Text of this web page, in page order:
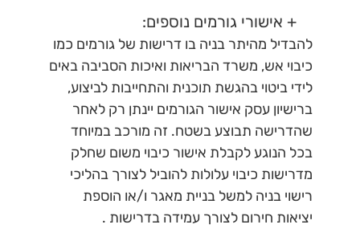
+ אישורי גורמים נוספים:
להבדיל מהיתר בניה בו דרישות של גורמים כמו
כיבוי אש, משרד הבריאות ואיכות הסביבה באים
לידי ביטוי בהגשת תוכנית והתחייבות לביצוע,
ברישיון עסק אישור הגורמים יינתן רק לאחר
שהדרישה תבוצע בשטח. זה מורכב במיוחד
בכל הנוגע לקבלת אישור כיבוי משום שחלק
מדרישות כיבוי עלולות להוביל לצורך בהליכי
רישוי בניה למשל בניית מאגר ו/או הוספת
יציאות חירום לצורך עמידה בדרישות .